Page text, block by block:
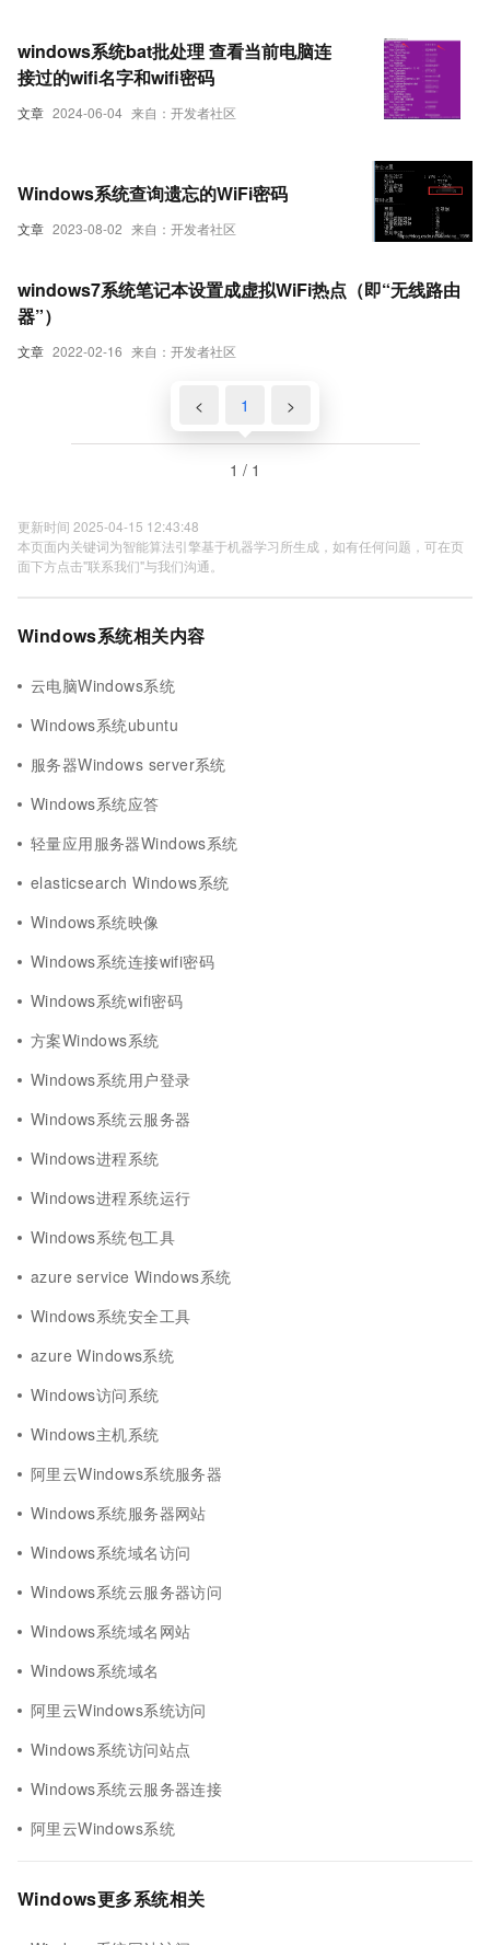
文章 2024-06-04 来自：开发者社区
windows系统bat批处理 查看当前电脑连
接过的wifi名字和wifi密码
文章 2023-08-02 来自：开发者社区
Windows系统查询遗忘的WiFi密码
文章 2022-02-16 来自：开发者社区
windows7系统笔记本设置成虚拟WiFi热点（即“无线路由
器”）
< 1 >
1 / 1
更新时间 2025-04-15 12:43:48
本页面内关键词为智能算法引擎基于机器学习所生成，如有任何问题，可在页
面下方点击"联系我们"与我们沟通。
Windows系统相关内容
云电脑Windows系统
Windows系统ubuntu
服务器Windows server系统
Windows系统应答
轻量应用服务器Windows系统
elasticsearch Windows系统
Windows系统映像
Windows系统连接wifi密码
Windows系统wifi密码
方案Windows系统
Windows系统用户登录
Windows系统云服务器
Windows进程系统
Windows进程系统运行
Windows系统包工具
azure service Windows系统
Windows系统安全工具
azure Windows系统
Windows访问系统
Windows主机系统
阿里云Windows系统服务器
Windows系统服务器网站
Windows系统域名访问
Windows系统云服务器访问
Windows系统域名网站
Windows系统域名
阿里云Windows系统访问
Windows系统访问站点
Windows系统云服务器连接
阿里云Windows系统
Windows更多系统相关